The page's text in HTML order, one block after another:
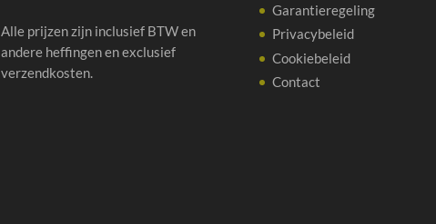
Alle prijzen zijn inclusief BTW en
andere heffingen en exclusief
verzendkosten.
Garantieregeling
Privacybeleid
Cookiebeleid
Contact